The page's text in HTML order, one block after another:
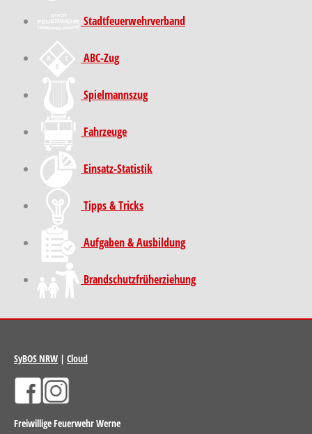
Stadt­feuer­wehr­verband
ABC-Zug
Spielmannszug
Fahrzeuge
Einsatz-Statistik
Tipps & Tricks
Aufgaben & Ausbildung
Brand­schutz­früh­erziehung
SyBOS NRW | Cloud
Freiwillige Feuerwehr Werne